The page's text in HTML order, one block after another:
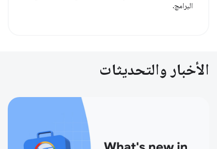
البرامج.
الأخبار والتحديثات